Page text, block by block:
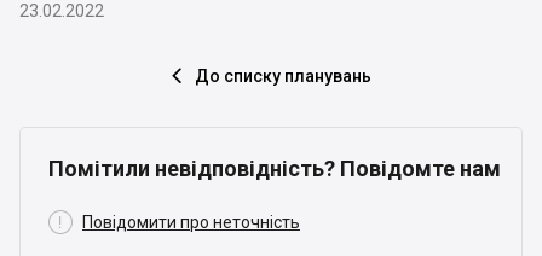
23.02.2022
 До списку планувань
Помітили невідповідність? Повідомте нам
 Повідомити про неточність